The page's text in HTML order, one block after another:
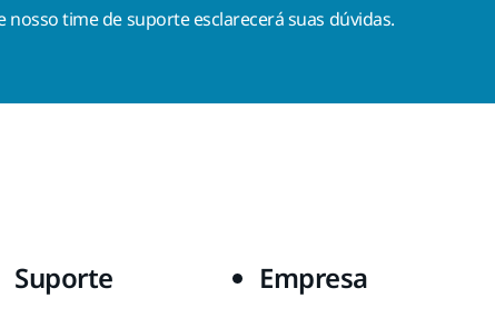
nosso time de suporte esclarecerá suas dúvidas.
Suporte Empresa